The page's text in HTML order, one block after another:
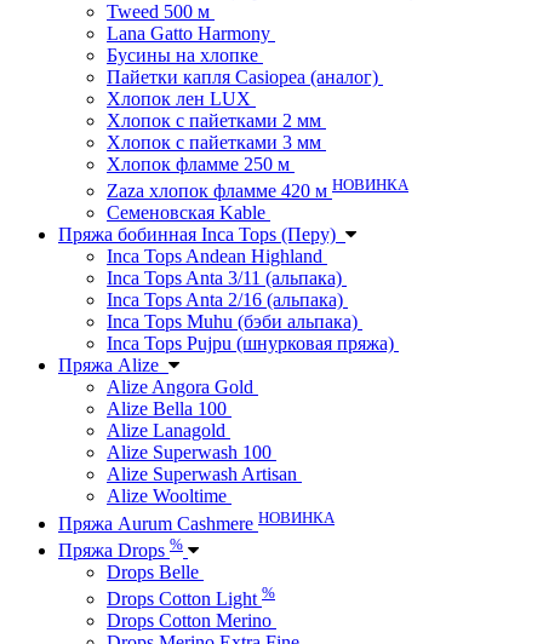
Tweed 500 м
Lana Gatto Harmony
Бусины на хлопке
Пайетки капля Casiopea (аналог)
Хлопок лен LUX
Хлопок с пайетками 2 мм
Хлопок с пайетками 3 мм
Хлопок фламме 250 м
Zaza хлопок фламме 420 м НОВИНКА
Семеновская Kable
Пряжа бобинная Inca Tops (Перу)
Inca Tops Andean Highland
Inca Tops Anta 3/11 (альпака)
Inca Tops Anta 2/16 (альпака)
Inca Tops Muhu (бэби альпака)
Inca Tops Pujpu (шнурковая пряжа)
Пряжа Alize
Alize Angora Gold
Alize Bella 100
Alize Lanagold
Alize Superwash 100
Alize Superwash Artisan
Alize Wooltime
Пряжа Aurum Cashmere НОВИНКА
Пряжа Drops %
Drops Belle
Drops Cotton Light %
Drops Cotton Merino